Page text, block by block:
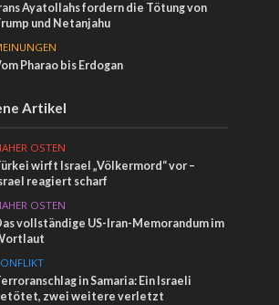
Ayatollahs fordern die Tötung von
und Netanjahu
Pharao bis Erdogan
Artikel
OSTEN
wirft Israel „Völkermord“ vor –
reagiert scharf
OSTEN
vollständige US-Iran-Memorandum im
in Samaria: Ein Israeli
zwei weitere verletzt